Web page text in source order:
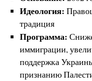
Идеология:
традиция
Программа:
иммиграции,
поддержка
признанию